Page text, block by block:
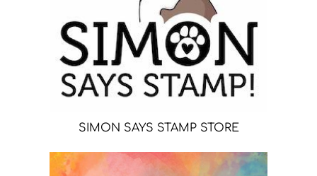
SIMON SAYS STAMP STORE